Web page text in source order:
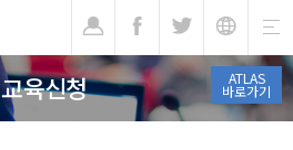
ATLAS
바로가기
교육신청